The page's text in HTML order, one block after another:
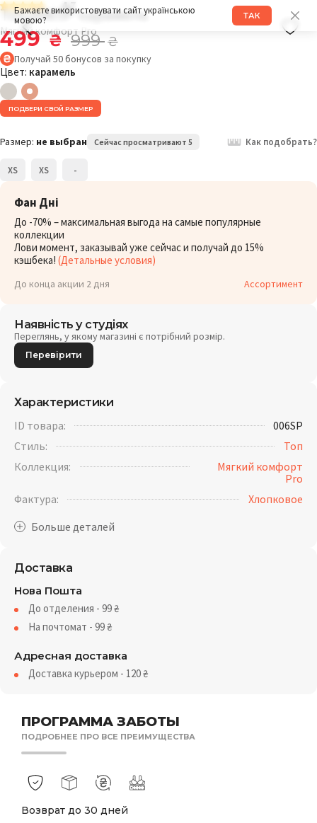
Бажаєте використовувати сайт українською
мовою?
ТАК
4.7
Топ 006SP карамель
Мягкий комфорт Pro
499₴ 999₴
Получай 50бонусов за покупку
Цвет: карамель
ПОДБЕРИ СВОЙ РАЗМЕР
Размер: не выбран Сейчас просматривают 5 Как подобрать?
XS XS -
Фан Дні
До -70% – максимальная выгода на самые популярные
коллекции
Лови момент, заказывай уже сейчас и получай до 15%
кэшбека! (Детальные условия)
До конца акции 2 дня Ассортимент
ПРОГРАММА ЗАБОТЫ
ПОДРОБНЕЕ ПРО ВСЕ ПРЕИМУЩЕСТВА
Возврат до 30 дней
Наявність у студіях
Переглянь, у якому магазині є потрібний розмір.
Перевірити
Характеристики
ID товара:
006SP
Стиль:
Топ
Коллекция:
Мягкий комфорт
Pro
Фактура:
Хлопковое
Доставка
Нова Пошта
До отделения - 99₴
На почтомат - 99₴
Адресная доставка
Доставка курьером - 120₴